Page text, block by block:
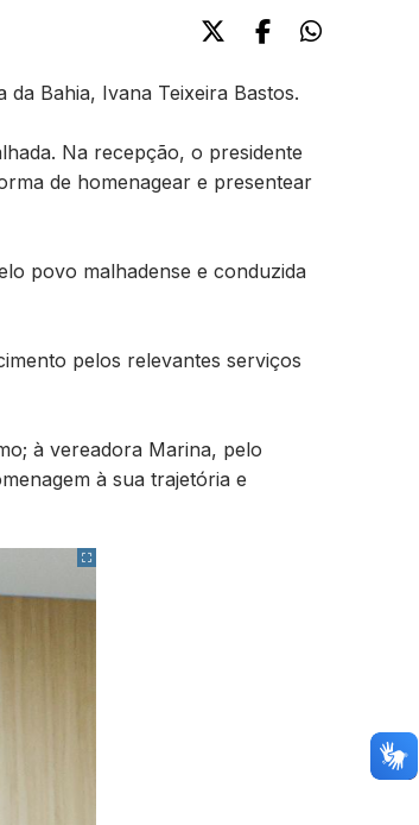
Bahia, Ivana Teixeira Bastos.
Na recepção, o presidente
de homenagear e presentear
povo malhadense e conduzida
pelos relevantes serviços
à vereadora Marina, pelo
à sua trajetória e